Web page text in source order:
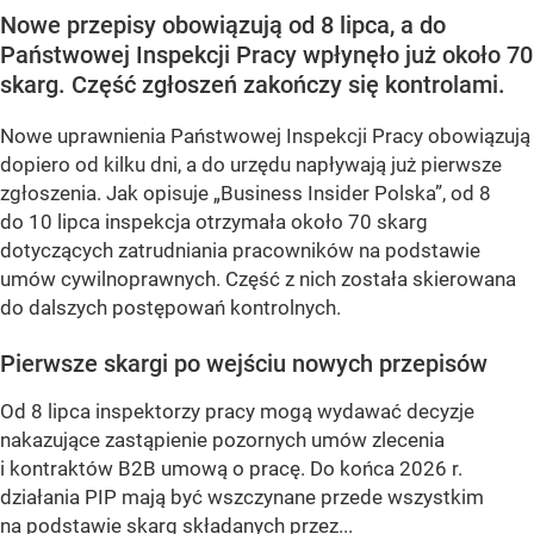
Nowe przepisy obowiązują od 8 lipca, a do
Państwowej Inspekcji Pracy wpłynęło już około 70
skarg. Część zgłoszeń zakończy się kontrolami.
Nowe uprawnienia Państwowej Inspekcji Pracy obowiązują
dopiero od kilku dni, a do urzędu napływają już pierwsze
zgłoszenia. Jak opisuje „Business Insider Polska”, od 8
do 10 lipca inspekcja otrzymała około 70 skarg
dotyczących zatrudniania pracowników na podstawie
umów cywilnoprawnych. Część z nich została skierowana
do dalszych postępowań kontrolnych.
Pierwsze skargi po wejściu nowych przepisów
Od 8 lipca inspektorzy pracy mogą wydawać decyzje
nakazujące zastąpienie pozornych umów zlecenia
i kontraktów B2B umową o pracę. Do końca 2026 r.
działania PIP mają być wszczynane przede wszystkim
na podstawie skarg składanych przez...